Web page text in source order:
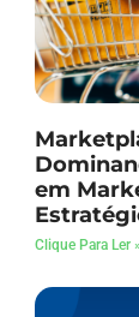
em
Clique Para Ler »